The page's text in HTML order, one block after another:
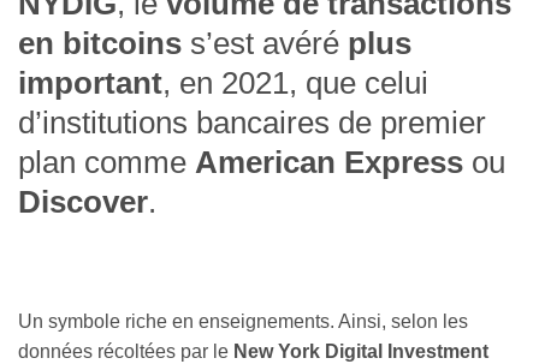
en bitcoins s’est avéré plus
important, en 2021, que celui
d’institutions bancaires de premier
plan comme American Express ou
Discover.
Un symbole riche en enseignements. Ainsi, selon les
données récoltées par le New York Digital Investment